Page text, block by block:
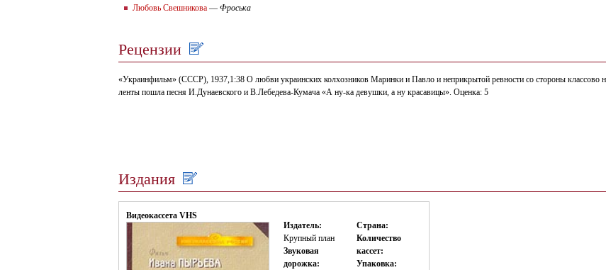
Любовь Свешникова — Фроська
Рецензии
«Украинфильм» (СССР), 1937,1:38 О любви украинских колхозников Маринки и Павло и неприкрытой ревности со стороны
ленты пошла песня И.Дунаевского и В.Лебедева-Кумача «А ну-ка девушки, а ну красавицы». Оценка: 5
Издания
Видеокассета VHS
Издатель:
Крупный план
Звуковая
дорожка:
Страна:
Количество
кассет:
Упаковка: